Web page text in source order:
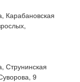
Карабановская
Струнинская
9